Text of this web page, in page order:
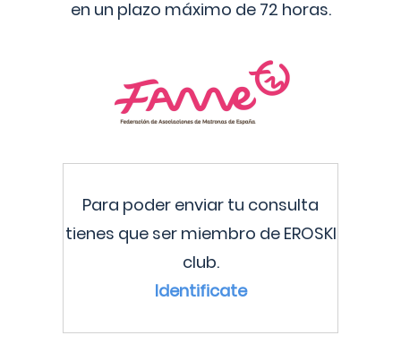
en un plazo máximo de 72 horas.
Para poder enviar tu consulta
tienes que ser miembro de EROSKI
club.
Identificate